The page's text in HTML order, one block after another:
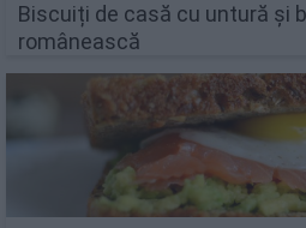
Biscuiți de casă cu untură și
românească